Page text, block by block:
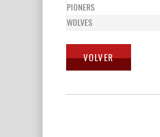
PIONERS
WOLVES